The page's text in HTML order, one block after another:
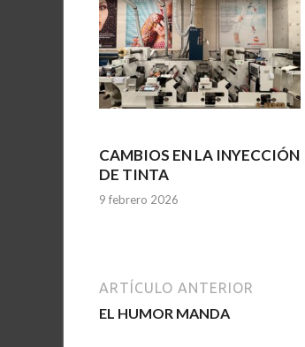
CAMBIOS EN LA INYECCIÓN
DE TINTA
9 febrero 2026
ARTÍCULO ANTERIOR
EL HUMOR MANDA